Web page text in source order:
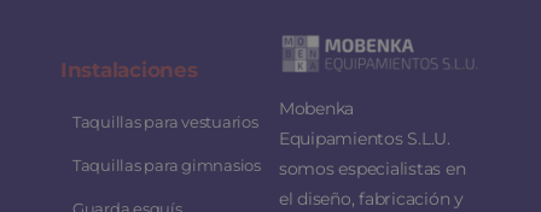
Instalaciones
Taquillas para vestuarios
Taquillas para gimnasios
Mobenka
Equipamientos S.L.U.
somos especialistas en
el diseño, fabricación y